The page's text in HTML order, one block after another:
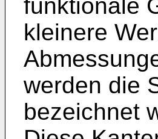
funktionale
kleinere
werden die
bezeichnet